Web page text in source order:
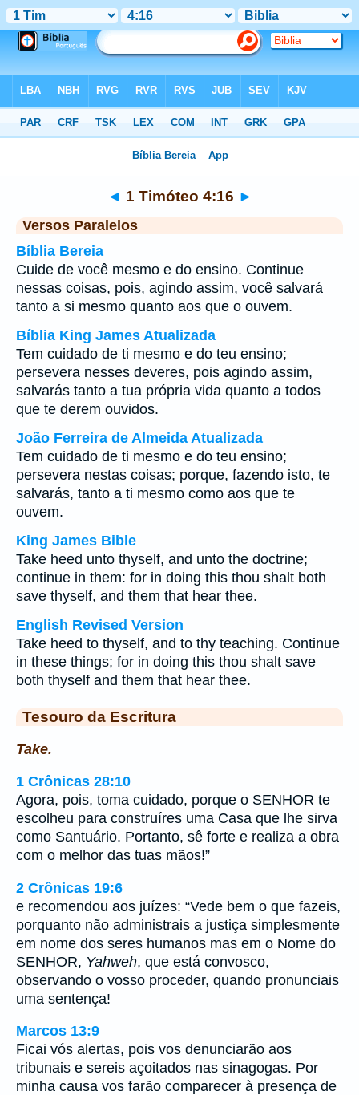
◄ 1 Timóteo 4:16 ►
Versos Paralelos
Bíblia Bereia
Cuide de você mesmo e do ensino. Continue
nessas coisas, pois, agindo assim, você salvará
tanto a si mesmo quanto aos que o ouvem.
Bíblia King James Atualizada
Tem cuidado de ti mesmo e do teu ensino;
persevera nesses deveres, pois agindo assim,
salvarás tanto a tua própria vida quanto a todos
que te derem ouvidos.
João Ferreira de Almeida Atualizada
Tem cuidado de ti mesmo e do teu ensino;
persevera nestas coisas; porque, fazendo isto, te
salvarás, tanto a ti mesmo como aos que te
ouvem.
King James Bible
Take heed unto thyself, and unto the doctrine;
continue in them: for in doing this thou shalt both
save thyself, and them that hear thee.
English Revised Version
Take heed to thyself, and to thy teaching. Continue
in these things; for in doing this thou shalt save
both thyself and them that hear thee.
Tesouro da Escritura
Take.
1 Crônicas 28:10
Agora, pois, toma cuidado, porque o SENHOR te
escolheu para construíres uma Casa que lhe sirva
como Santuário. Portanto, sê forte e realiza a obra
com o melhor das tuas mãos!”
2 Crônicas 19:6
e recomendou aos juízes: “Vede bem o que fazeis,
porquanto não administrais a justiça simplesmente
em nome dos seres humanos mas em o Nome do
SENHOR, Yahweh, que está convosco,
observando o vosso proceder, quando pronunciais
uma sentença!
Marcos 13:9
Ficai vós alertas, pois vos denunciarão aos
tribunais e sereis açoitados nas sinagogas. Por
minha causa vos farão comparecer à presença de